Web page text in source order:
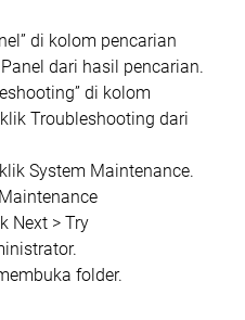
di kolom pencarian
dari hasil pencarian.
di kolom
Troubleshooting dari
System Maintenance.
Next > Try
folder.